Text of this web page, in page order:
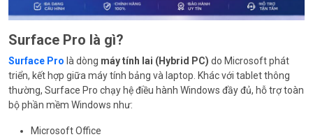
Surface Pro là gì?
Surface Pro là dòng máy tính lai (Hybrid PC) do Microsoft phát
triển, kết hợp giữa máy tính bảng và laptop. Khác với tablet thông
thường, Surface Pro chạy hệ điều hành Windows đầy đủ, hỗ trợ toàn
bộ phần mềm Windows như:
Microsoft Office